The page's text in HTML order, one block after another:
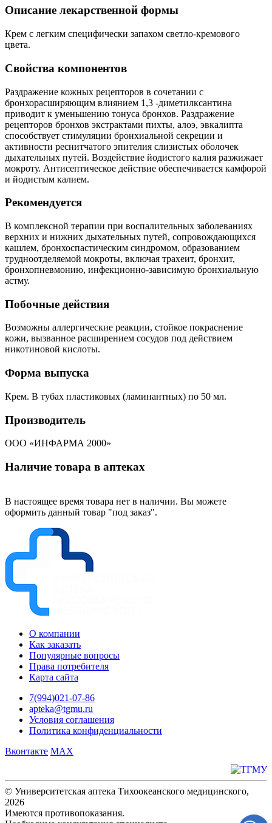
Описание лекарственной формы
Крем с легким специфически запахом светло-кремового
цвета.
Свойства компонентов
Раздражение кожных рецепторов в сочетании с
бронхорасширяющим влиянием 1,3 -диметилксантина
приводит к уменьшению тонуса бронхов. Раздражение
рецепторов бронхов экстрактами пихты, алоэ, эвкалипта
способствует стимуляции бронхиальной секреции и
активности реснитчатого эпителия слизистых оболочек
дыхательных путей. Воздействие йодистого калия разжижает
мокроту. Антисептическое действие обеспечивается камфорой
и йодистым калием.
Рекомендуется
В комплексной терапии при воспалительных заболеваниях
верхних и нижних дыхательных путей, сопровождающихся
кашлем, бронхоспастическим синдромом, образованием
трудноотделяемой мокроты, включая трахеит, бронхит,
бронхопневмонию, инфекционно-зависимую бронхиальную
астму.
Побочные действия
Возможны аллергические реакции, стойкое покраснение
кожи, вызванное расширением сосудов под действием
никотиновой кислоты.
Форма выпуска
Крем. В тубах пластиковых (ламинантных) по 50 мл.
Производитель
ООО «ИНФАРМА 2000»
Наличие товара в аптеках
В настоящее время товара нет в наличии. Вы можете
оформить данный товар "под заказ".
О компании
Как заказать
Популярные вопросы
Права потребителя
Карта сайта
7(994)021-07-86
apteka@tgmu.ru
Условия соглашения
Политика конфиденциальности
Вконтакте MAX
© Университетская аптека Тихоокеанского медицинского,
2026
Имеются противопоказания.